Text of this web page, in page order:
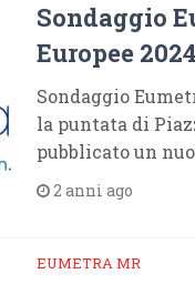
Sondaggio
Europee 2024
Sondaggio
la puntata di
pubblicato un
2 anni ago
EUMETRA MR